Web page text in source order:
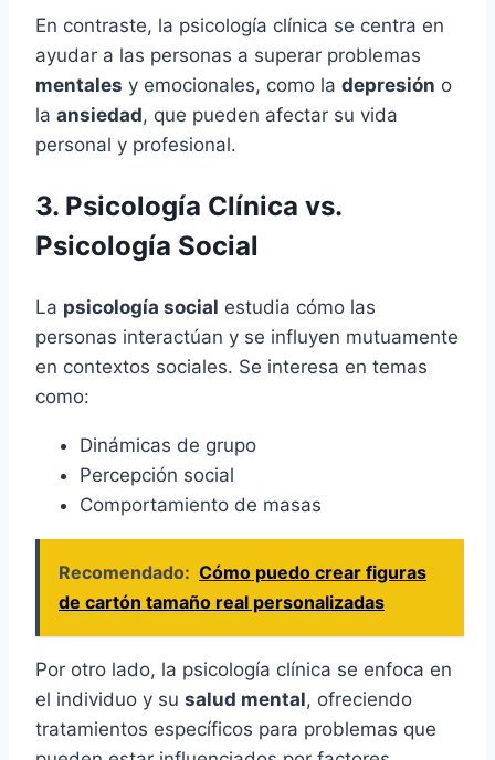
En contraste, la psicología clínica se centra en
ayudar a las personas a superar problemas
mentales y emocionales, como la depresión o
la ansiedad, que pueden afectar su vida
personal y profesional.
3. Psicología Clínica vs.
Psicología Social
La psicología social estudia cómo las
personas interactúan y se influyen mutuamente
en contextos sociales. Se interesa en temas
como:
Dinámicas de grupo
Percepción social
Comportamiento de masas
Recomendado: Cómo puedo crear figuras
de cartón tamaño real personalizadas
Por otro lado, la psicología clínica se enfoca en
el individuo y su salud mental, ofreciendo
tratamientos específicos para problemas que